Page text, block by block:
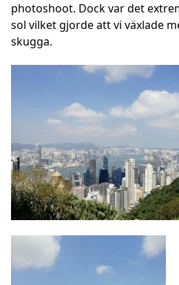
photoshoot. Dock var det
sol vilket gjorde att vi växlade
skugga.